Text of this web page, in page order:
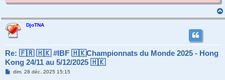
DjoTNA
Re: 🇫🇷 🇭🇰 #IBF 🇭🇰Championnats du Monde 2025 - Hong
Kong 24/11 au 5/12/2025 🇭🇰
Mdim. 28 déc. 2025 15:15